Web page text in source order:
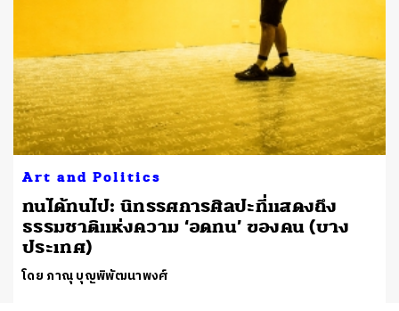
Art and Politics
ทนได้ทนไป: นิทรรศการศิลปะที่แสดงถึง
ธรรมชาติแห่งความ ‘อดทน’ ของคน (บาง
ประเทศ)
โดย ภาณุ บุญพิพัฒนาพงศ์